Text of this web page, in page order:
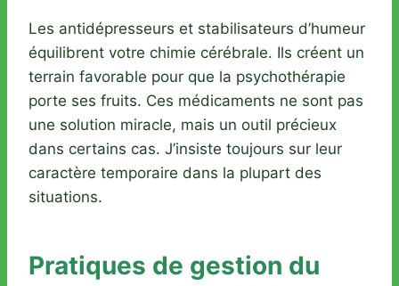
Les antidépresseurs et stabilisateurs d’humeur
équilibrent votre chimie cérébrale. Ils créent un
terrain favorable pour que la psychothérapie
porte ses fruits. Ces médicaments ne sont pas
une solution miracle, mais un outil précieux
dans certains cas. J’insiste toujours sur leur
caractère temporaire dans la plupart des
situations.
Pratiques de gestion du